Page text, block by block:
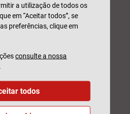
30/09
Pedir contacto
a utilização de todos os
em “Aceitar todos”, se
preferências, clique em
consulte a nossa
.
todos